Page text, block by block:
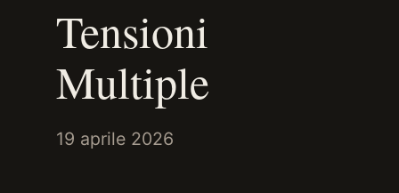
Tensioni
Multiple
19 aprile 2026